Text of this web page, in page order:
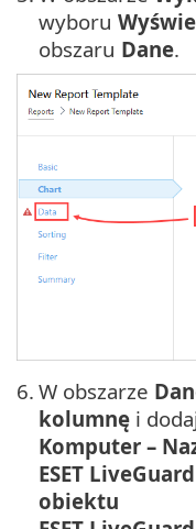
wyboru
obszaru Dane.
6. W obszarze
kolumnę i
Komputer –
ESET
obiektu